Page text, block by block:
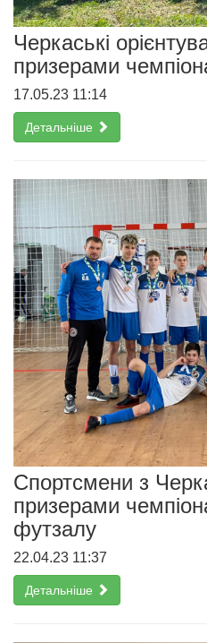
Черкаські
призерами
17.05.23 11:14
Детальніше
Спортсмени з
призерами
футзалу
22.04.23 11:37
Детальніше